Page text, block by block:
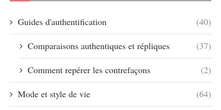
Guides d'authentification (40)
Comparaisons authentiques et répliques (37)
Comment repérer les contrefaçons (2)
Mode et style de vie (64)